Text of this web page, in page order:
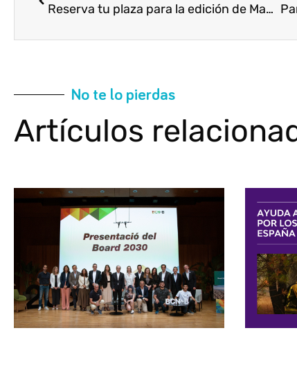
Reserva tu plaza para la edición de Madrid del V Congreso Internacional
No te lo pierdas
Artículos